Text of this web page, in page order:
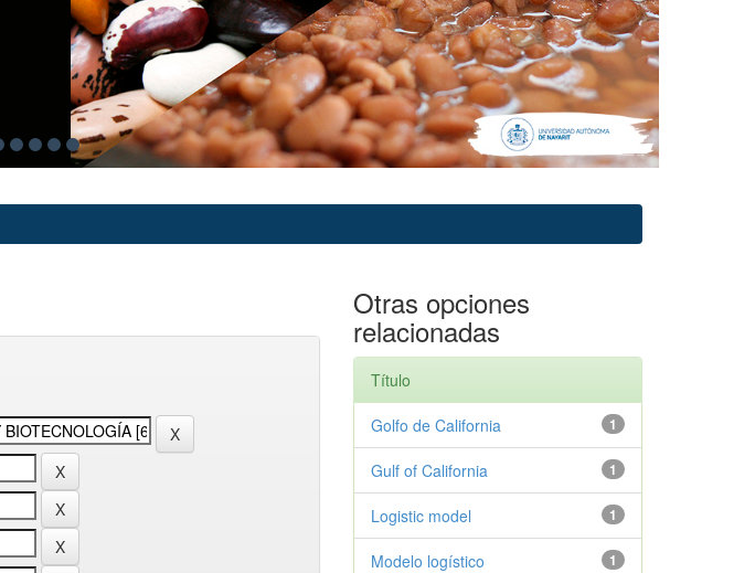
Otras opciones
relacionadas
Título
1
Golfo de California
1
Gulf of California
1
Logistic model
1
Modelo logístico